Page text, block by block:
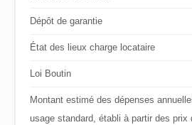
Dépôt de garantie
État des lieux charge locataire
Loi Boutin
Montant estimé des dépenses
usage standard, établi à partir des prix